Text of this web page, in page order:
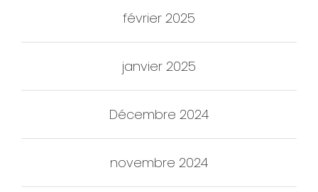
février 2025
janvier 2025
Décembre 2024
novembre 2024